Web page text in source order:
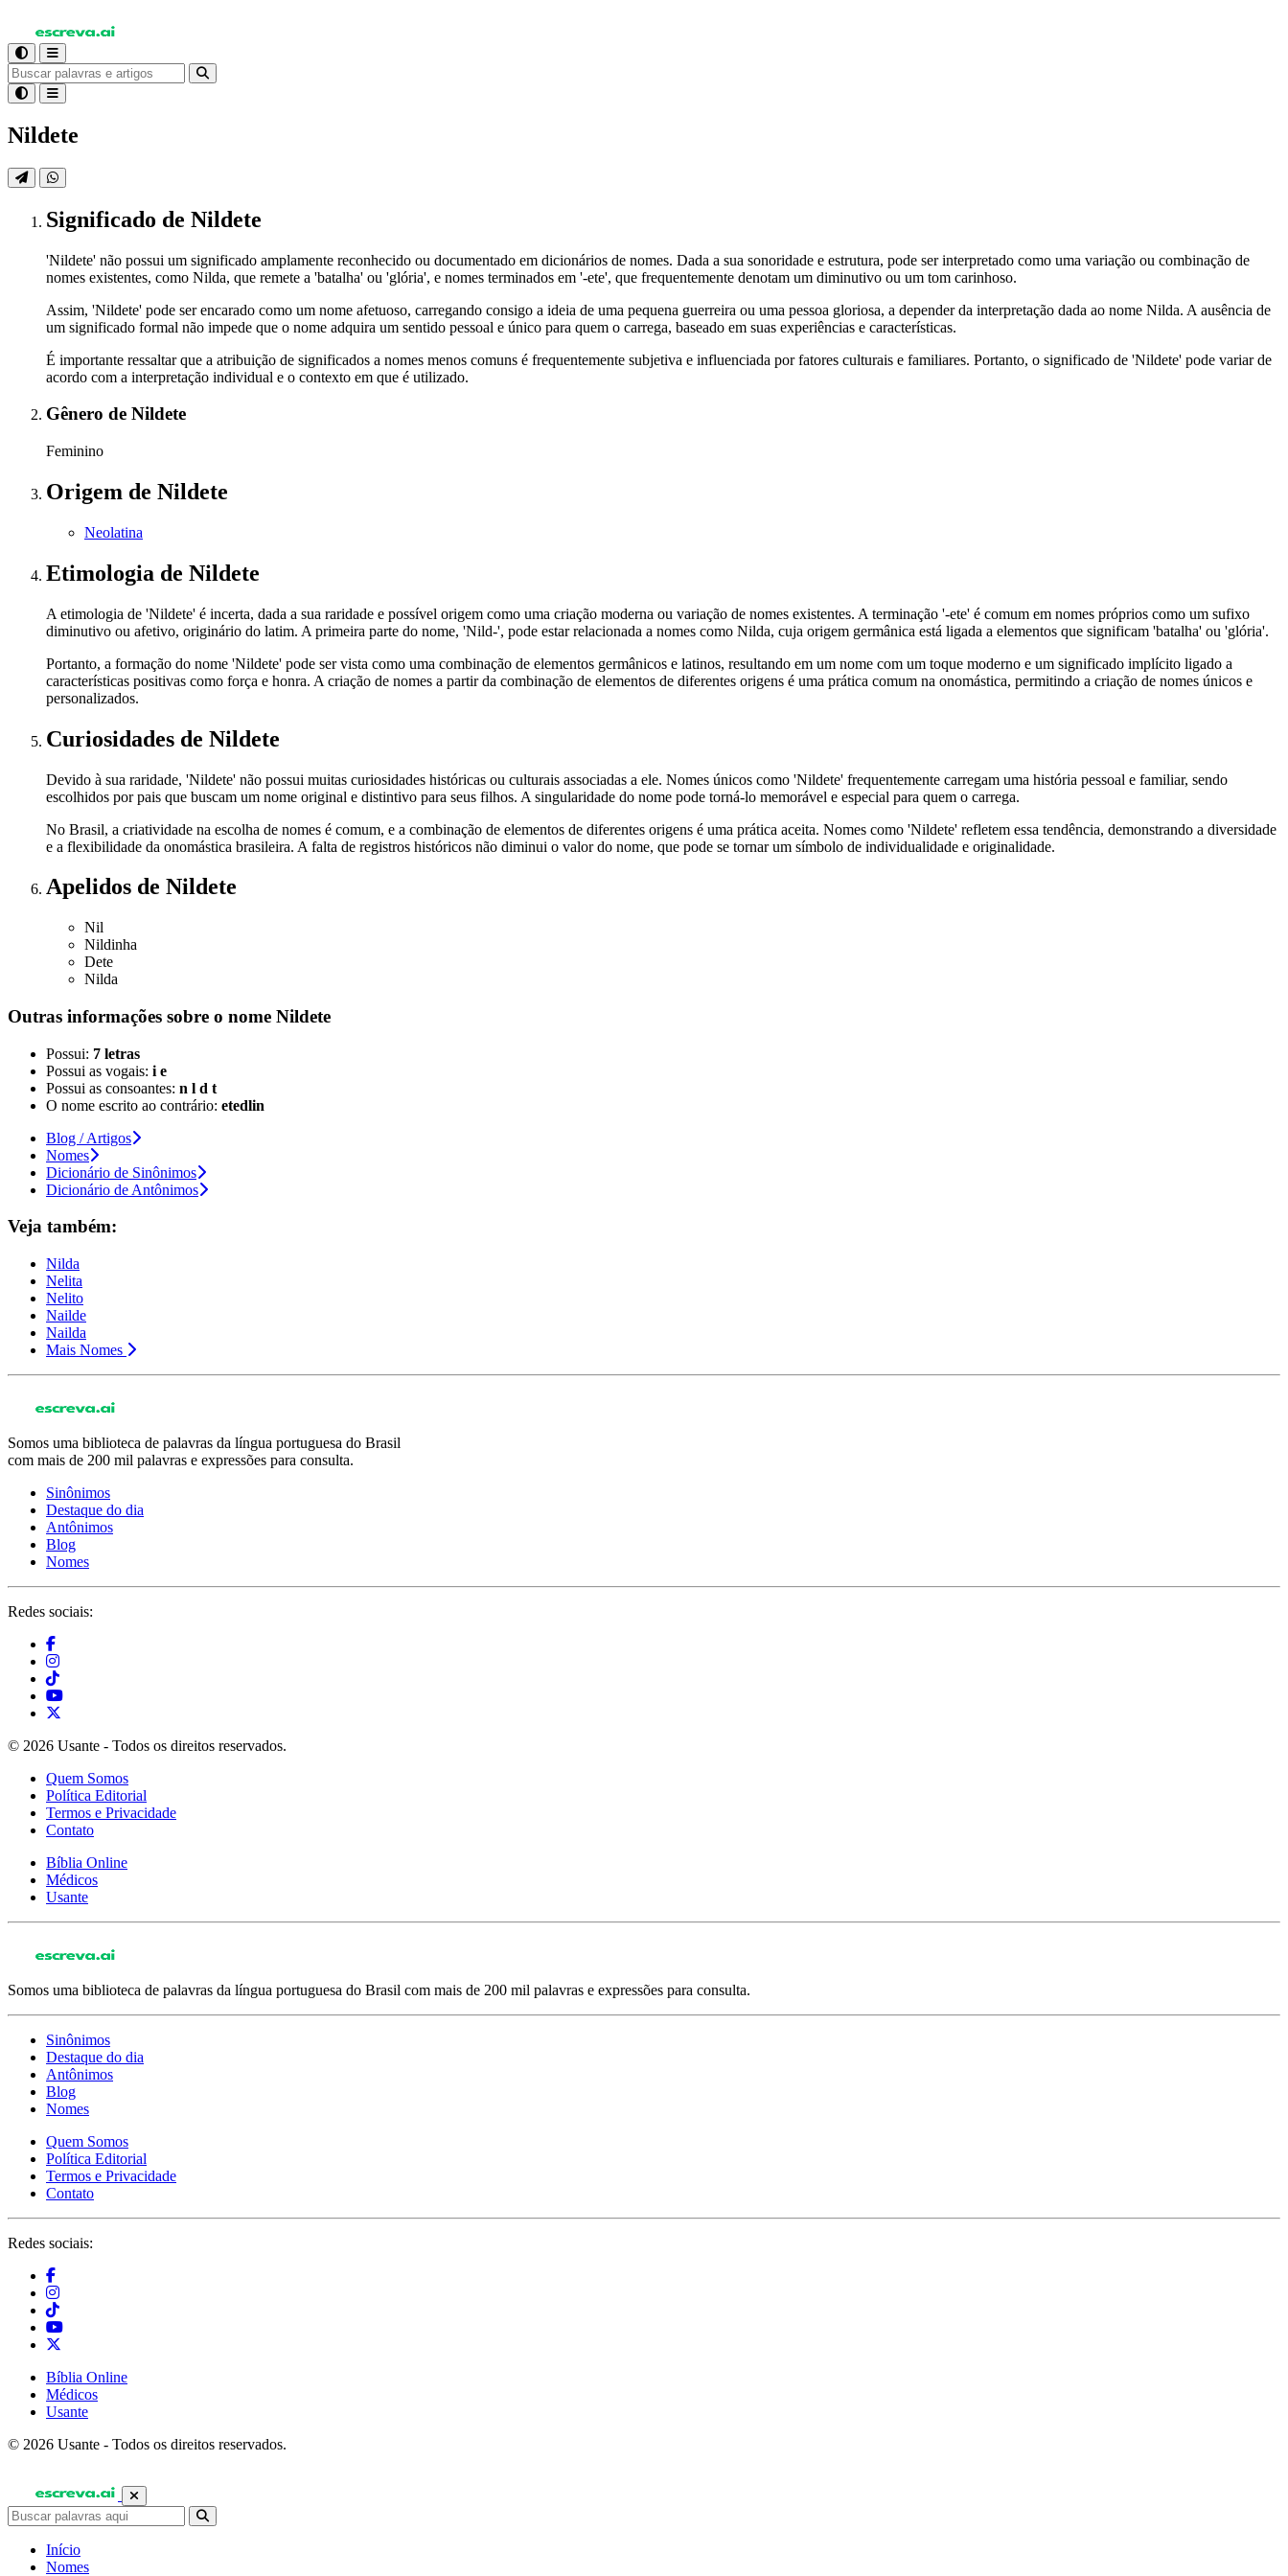
Nildete
Significado de Nildete
'Nildete' não possui um significado amplamente reconhecido ou documentado em dicionários de nomes. Dada a sua sonoridade e estrutura, pode ser interpretado como uma variação ou combinação de
nomes existentes, como Nilda, que remete a 'batalha' ou 'glória', e nomes terminados em '-ete', que frequentemente denotam um diminutivo ou um tom carinhoso.
Assim, 'Nildete' pode ser encarado como um nome afetuoso, carregando consigo a ideia de uma pequena guerreira ou uma pessoa gloriosa, a depender da interpretação dada ao nome Nilda. A ausência de
um significado formal não impede que o nome adquira um sentido pessoal e único para quem o carrega, baseado em suas experiências e características.
É importante ressaltar que a atribuição de significados a nomes menos comuns é frequentemente subjetiva e influenciada por fatores culturais e familiares. Portanto, o significado de 'Nildete' pode variar de
acordo com a interpretação individual e o contexto em que é utilizado.
Gênero de Nildete
Feminino
Origem de Nildete
Neolatina
Etimologia de Nildete
A etimologia de 'Nildete' é incerta, dada a sua raridade e possível origem como uma criação moderna ou variação de nomes existentes. A terminação '-ete' é comum em nomes próprios como um sufixo
diminutivo ou afetivo, originário do latim. A primeira parte do nome, 'Nild-', pode estar relacionada a nomes como Nilda, cuja origem germânica está ligada a elementos que significam 'batalha' ou 'glória'.
Portanto, a formação do nome 'Nildete' pode ser vista como uma combinação de elementos germânicos e latinos, resultando em um nome com um toque moderno e um significado implícito ligado a
características positivas como força e honra. A criação de nomes a partir da combinação de elementos de diferentes origens é uma prática comum na onomástica, permitindo a criação de nomes únicos e
personalizados.
Curiosidades de Nildete
Devido à sua raridade, 'Nildete' não possui muitas curiosidades históricas ou culturais associadas a ele. Nomes únicos como 'Nildete' frequentemente carregam uma história pessoal e familiar, sendo
escolhidos por pais que buscam um nome original e distintivo para seus filhos. A singularidade do nome pode torná-lo memorável e especial para quem o carrega.
No Brasil, a criatividade na escolha de nomes é comum, e a combinação de elementos de diferentes origens é uma prática aceita. Nomes como 'Nildete' refletem essa tendência, demonstrando a diversidade
e a flexibilidade da onomástica brasileira. A falta de registros históricos não diminui o valor do nome, que pode se tornar um símbolo de individualidade e originalidade.
Apelidos de Nildete
Nil
Nildinha
Dete
Nilda
Outras informações sobre o nome Nildete
Possui: 7 letras
Possui as vogais: i e
Possui as consoantes: n l d t
O nome escrito ao contrário: etedlin
Blog / Artigos
Nomes
Dicionário de Sinônimos
Dicionário de Antônimos
Veja também:
Nilda
Nelita
Nelito
Nailde
Nailda
Mais Nomes
Somos uma biblioteca de palavras da língua portuguesa do Brasil
com mais de 200 mil palavras e expressões para consulta.
Sinônimos
Destaque do dia
Antônimos
Blog
Nomes
Redes sociais:
© 2026 Usante - Todos os direitos reservados.
Quem Somos
Política Editorial
Termos e Privacidade
Contato
Bíblia Online
Médicos
Usante
Somos uma biblioteca de palavras da língua portuguesa do Brasil com mais de 200 mil palavras e expressões para consulta.
Sinônimos
Destaque do dia
Antônimos
Blog
Nomes
Quem Somos
Política Editorial
Termos e Privacidade
Contato
Redes sociais:
Bíblia Online
Médicos
Usante
© 2026 Usante - Todos os direitos reservados.
Início
Nomes